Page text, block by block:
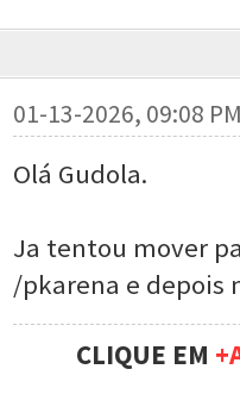
01-13-2026, 09:08
Olá Gudola.
Ja tentou mover
/pkarena e depois
CLIQUE EM